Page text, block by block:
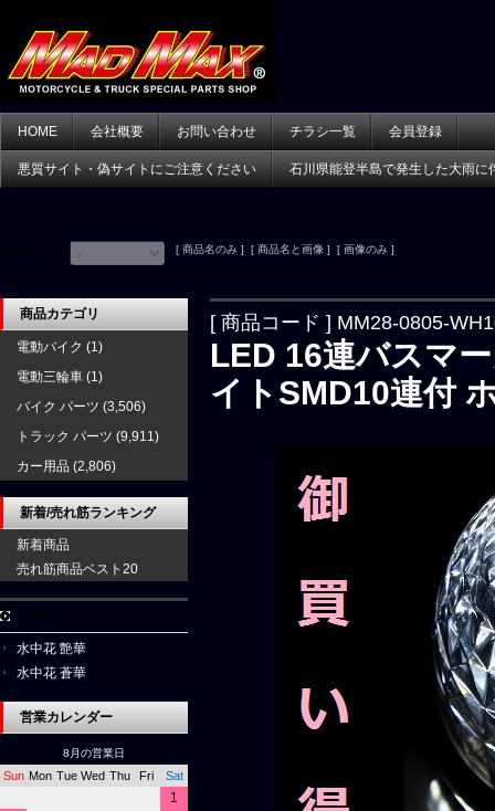
HOME 会社概要 お問い合わせ チラシ一覧 会員登録
悪質サイト・偽サイトにご注意ください 石川県能登半島で発生した大雨に
[ 商品名のみ ] [ 商品名と画像 ] [ 画像のみ ]
[ 商品コード ] MM28-0805-
LED 16連バスマ
イトSMD10連付
商品カテゴリ
電動バイク (1)
電動三輪車 (1)
バイク パーツ (3,506)
トラック パーツ (9,911)
カー用品 (2,806)
新着/売れ筋ランキング
新着商品
売れ筋商品ベスト20
水中花 艶華
水中花 蒼華
営業カレンダー
8月の営業日
Sun Mon Tue Wed Thu Fri Sat
1